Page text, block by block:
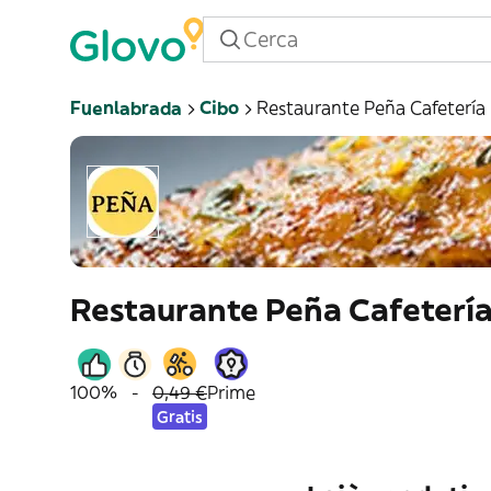
Fuenlabrada Cibo Restaurante Peña Cafetería
Restaurante Peña
100% - 0,49 €
Gratis
Prime